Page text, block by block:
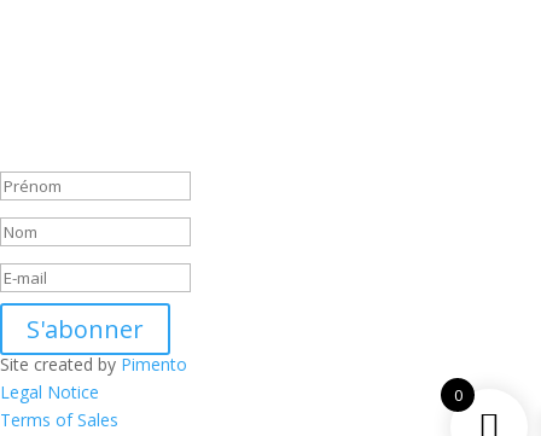
S'abonner
Site created by Pimento
Legal Notice
Terms of Sales
0